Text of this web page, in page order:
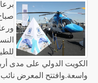
الكويت الدولي على مدى
واسعة.وافتتح المعرض نائب